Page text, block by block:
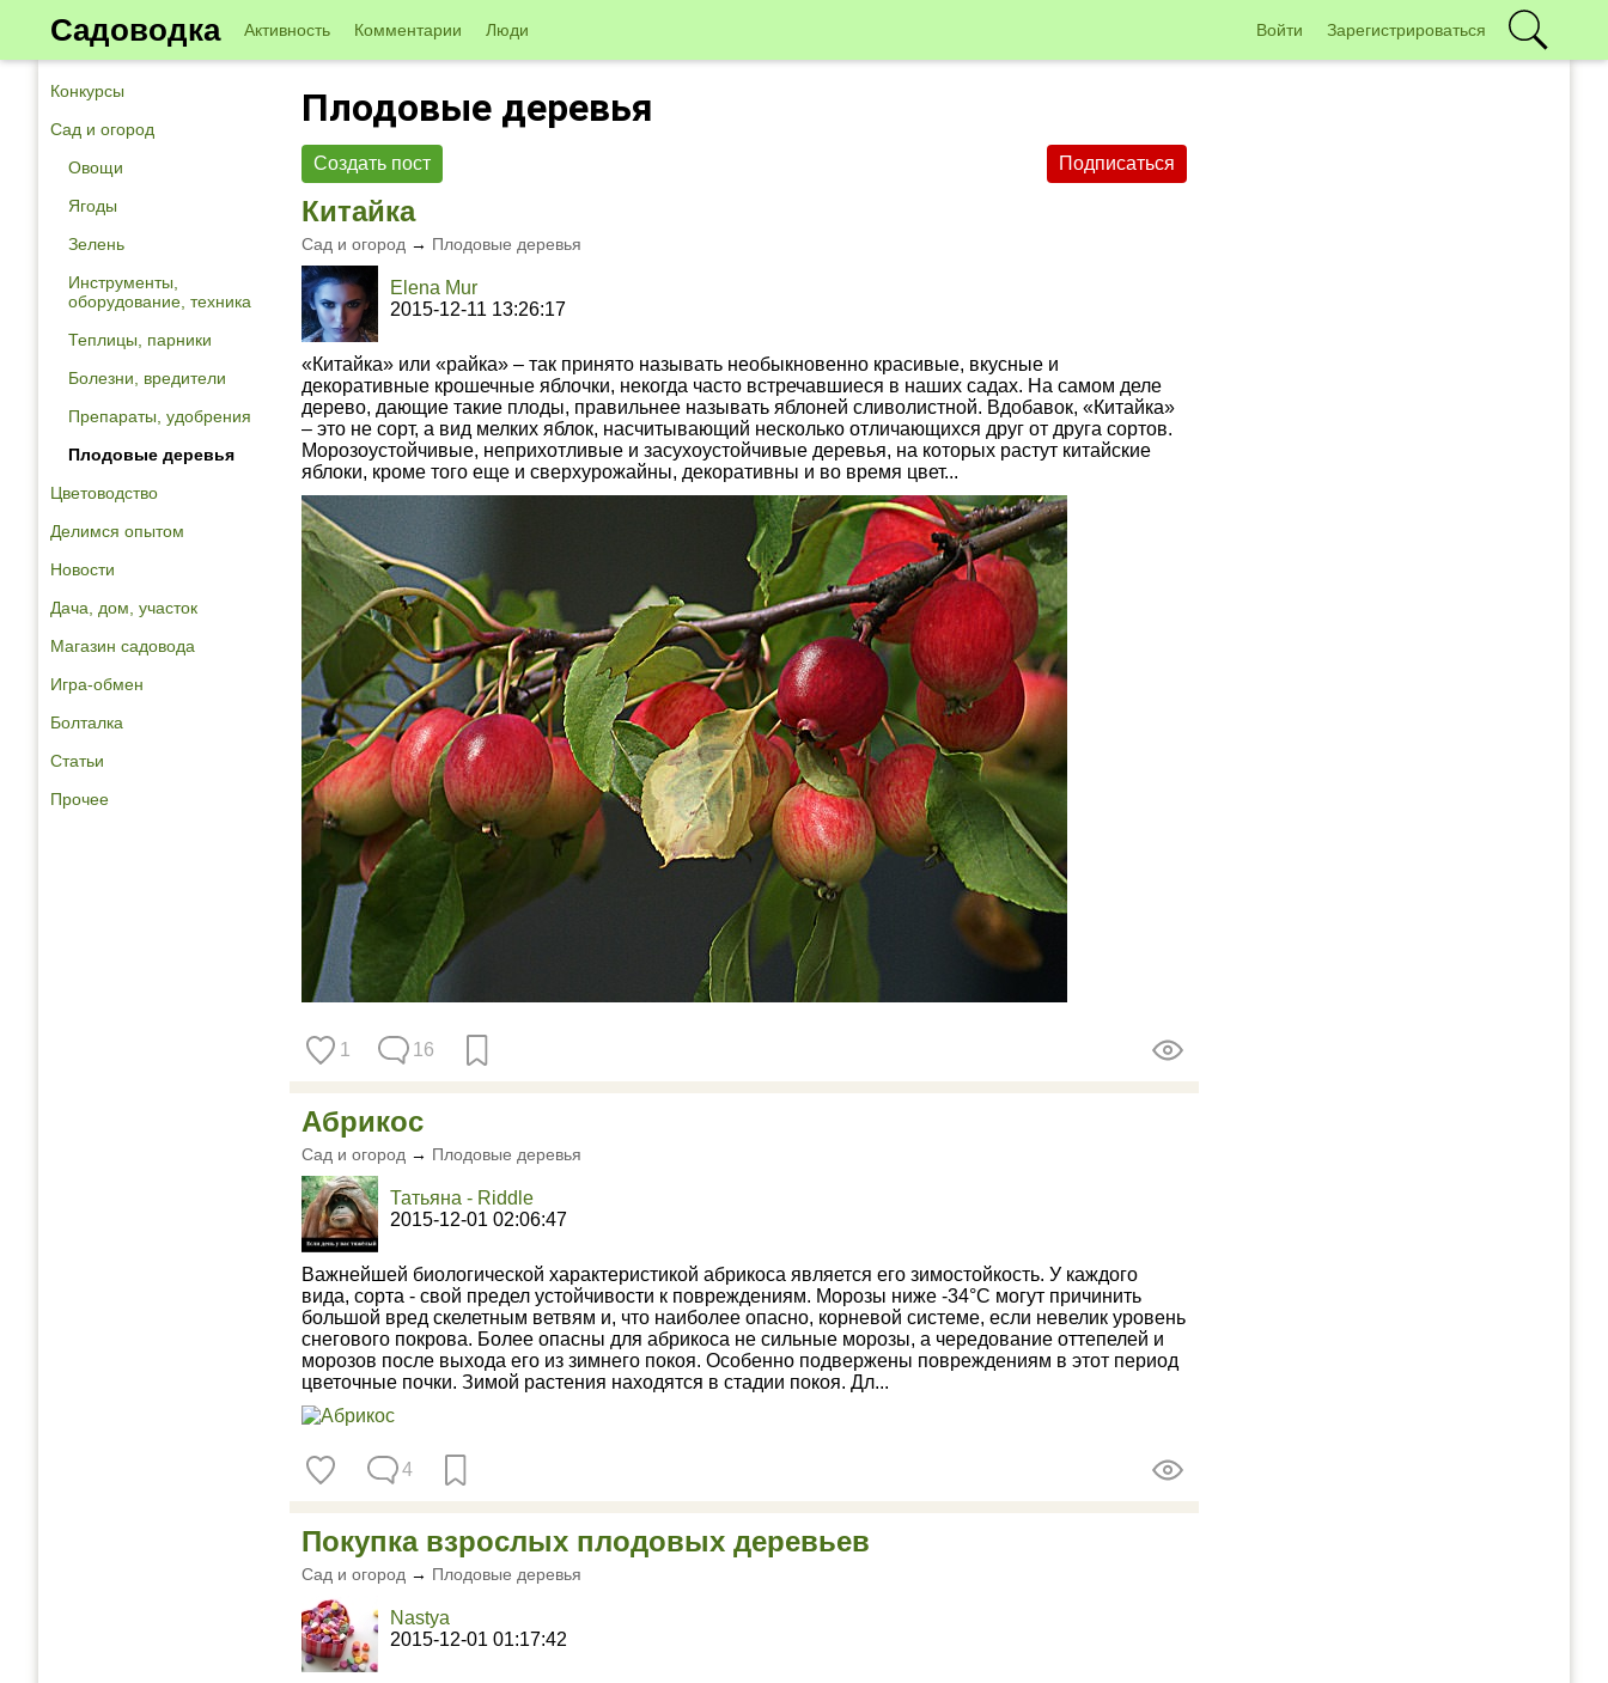
Садоводка Активность Комментарии Люди Войти Зарегистрироваться
Конкурсы
Сад и огород
Овощи
Ягоды
Зелень
Инструменты,
оборудование, техника
Теплицы, парники
Болезни, вредители
Препараты, удобрения
Плодовые деревья
Цветоводство
Делимся опытом
Новости
Дача, дом, участок
Магазин садовода
Игра-обмен
Болталка
Статьи
Прочее
Плодовые деревья
Подписаться
Создать пост
Китайка
Сад и огород → Плодовые деревья
Elena Mur
2015-12-11 13:26:17
«Китайка» или «райка» – так принято называть необыкновенно красивые, вкусные и
декоративные крошечные яблочки, некогда часто встречавшиеся в наших садах. На самом деле
дерево, дающие такие плоды, правильнее называть яблоней сливолистной. Вдобавок, «Китайка»
– это не сорт, а вид мелких яблок, насчитывающий несколько отличающихся друг от друга сортов.
Морозоустойчивые, неприхотливые и засухоустойчивые деревья, на которых растут китайские
яблоки, кроме того еще и сверхурожайны, декоративны и во время цвет...
1 16
Абрикос
Сад и огород → Плодовые деревья
Татьяна - Riddle
2015-12-01 02:06:47
Важнейшей биологической характеристикой абрикоса является его зимостойкость. У каждого
вида, сорта - свой предел устойчивости к повреждениям. Морозы ниже -34°С могут причинить
большой вред скелетным ветвям и, что наиболее опасно, корневой системе, если невелик уровень
снегового покрова. Более опасны для абрикоса не сильные морозы, а чередование оттепелей и
морозов после выхода его из зимнего покоя. Особенно подвержены повреждениям в этот период
цветочные почки. Зимой растения находятся в стадии покоя. Дл...
4
Покупка взрослых плодовых деревьев
Сад и огород → Плодовые деревья
Nastya
2015-12-01 01:17:42